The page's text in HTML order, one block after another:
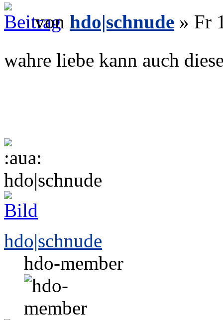
von hdo|schnude » Fr
wahre liebe kann auch
hdo|schnude
hdo|schnude
hdo-member